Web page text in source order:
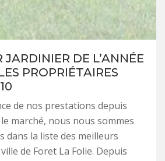
JARDINIER DE L’ANNÉE
PROPRIÉTAIRES
de nos prestations depuis
marché, nous nous sommes
dans la liste des meilleurs
de Foret La Folie. Depuis